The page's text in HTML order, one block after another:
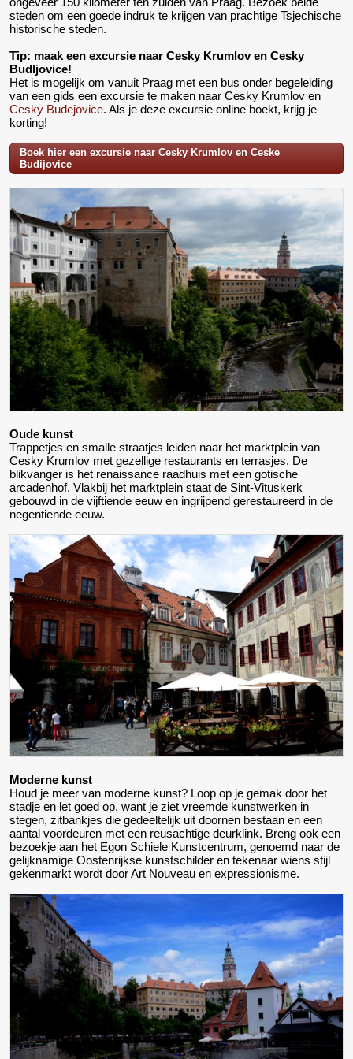
steden om een goede indruk te krijgen van prachtige Tsjechische
historische steden.
Tip: maak een excursie naar Cesky Krumlov en Cesky
Budljovice!
Het is mogelijk om vanuit Praag met een bus onder begeleiding
van een gids een excursie te maken naar Cesky Krumlov en
Cesky Budejovice. Als je deze excursie online boekt, krijg je
korting!
Boek hier een excursie naar Cesky Krumlov en Ceske
Budijovice
Oude kunst
Trappetjes en smalle straatjes leiden naar het marktplein van
Cesky Krumlov met gezellige restaurants en terrasjes. De
blikvanger is het renaissance raadhuis met een gotische
arcadenhof. Vlakbij het marktplein staat de Sint-Vituskerk
gebouwd in de vijftiende eeuw en ingrijpend gerestaureerd in de
negentiende eeuw.
Moderne kunst
Houd je meer van moderne kunst? Loop op je gemak door het
stadje en let goed op, want je ziet vreemde kunstwerken in
stegen, zitbankjes die gedeeltelijk uit doornen bestaan en een
aantal voordeuren met een reusachtige deurklink. Breng ook een
bezoekje aan het Egon Schiele Kunstcentrum, genoemd naar de
gelijknamige Oostenrijkse kunstschilder en tekenaar wiens stijl
gekenmarkt wordt door Art Nouveau en expressionisme.